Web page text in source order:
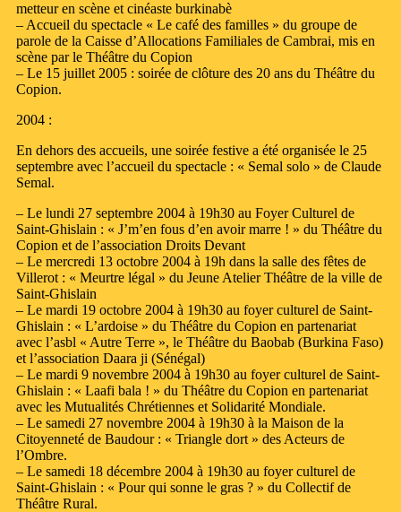
metteur en scène et cinéaste burkinabè
– Accueil du spectacle « Le café des familles » du groupe de
parole de la Caisse d’Allocations Familiales de Cambrai, mis en
scène par le Théâtre du Copion
– Le 15 juillet 2005 : soirée de clôture des 20 ans du Théâtre du
Copion.
2004 :
En dehors des accueils, une soirée festive a été organisée le 25
septembre avec l’accueil du spectacle : « Semal solo » de Claude
Semal.
– Le lundi 27 septembre 2004 à 19h30 au Foyer Culturel de
Saint-Ghislain : « J’m’en fous d’en avoir marre ! » du Théâtre du
Copion et de l’association Droits Devant
– Le mercredi 13 octobre 2004 à 19h dans la salle des fêtes de
Villerot : « Meurtre légal » du Jeune Atelier Théâtre de la ville de
Saint-Ghislain
– Le mardi 19 octobre 2004 à 19h30 au foyer culturel de Saint-
Ghislain : « L’ardoise » du Théâtre du Copion en partenariat
avec l’asbl « Autre Terre », le Théâtre du Baobab (Burkina Faso)
et l’association Daara ji (Sénégal)
– Le mardi 9 novembre 2004 à 19h30 au foyer culturel de Saint-
Ghislain : « Laafi bala ! » du Théâtre du Copion en partenariat
avec les Mutualités Chrétiennes et Solidarité Mondiale.
– Le samedi 27 novembre 2004 à 19h30 à la Maison de la
Citoyenneté de Baudour : « Triangle dort » des Acteurs de
l’Ombre.
– Le samedi 18 décembre 2004 à 19h30 au foyer culturel de
Saint-Ghislain : « Pour qui sonne le gras ? » du Collectif de
Théâtre Rural.